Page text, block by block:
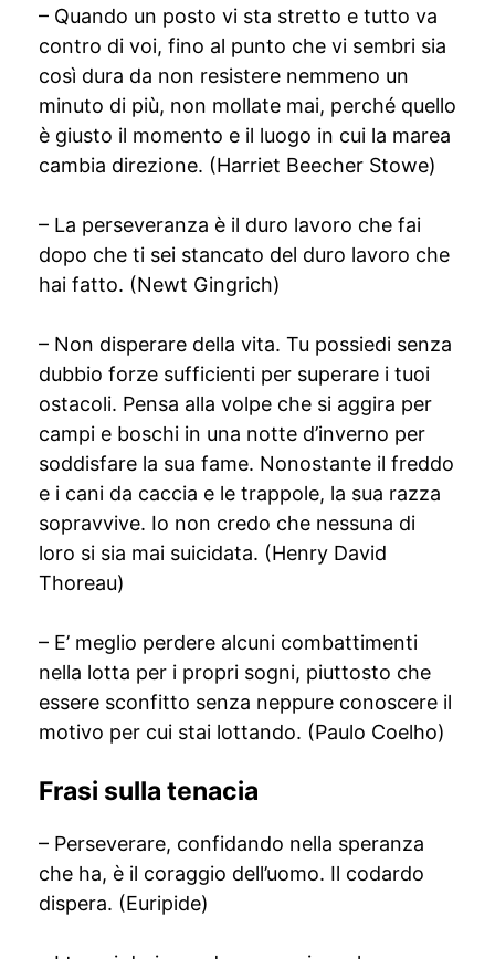
– Quando un posto vi sta stretto e tutto va
contro di voi, fino al punto che vi sembri sia
così dura da non resistere nemmeno un
minuto di più, non mollate mai, perché quello
è giusto il momento e il luogo in cui la marea
cambia direzione. (Harriet Beecher Stowe)
– La perseveranza è il duro lavoro che fai
dopo che ti sei stancato del duro lavoro che
hai fatto. (Newt Gingrich)
– Non disperare della vita. Tu possiedi senza
dubbio forze sufficienti per superare i tuoi
ostacoli. Pensa alla volpe che si aggira per
campi e boschi in una notte d’inverno per
soddisfare la sua fame. Nonostante il freddo
e i cani da caccia e le trappole, la sua razza
sopravvive. Io non credo che nessuna di
loro si sia mai suicidata. (Henry David
Thoreau)
– E’ meglio perdere alcuni combattimenti
nella lotta per i propri sogni, piuttosto che
essere sconfitto senza neppure conoscere il
motivo per cui stai lottando. (Paulo Coelho)
Frasi sulla tenacia
– Perseverare, confidando nella speranza
che ha, è il coraggio dell’uomo. Il codardo
dispera. (Euripide)